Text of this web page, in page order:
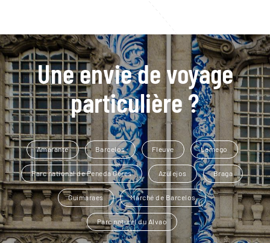
Une envie de voyage
particulière ?
Amarante Barcelos Fleuve Lamego
Parc national de Peneda Geres Azulejos Braga
Guimaraes Marché de Barcelos
Parc naturel du Alvao